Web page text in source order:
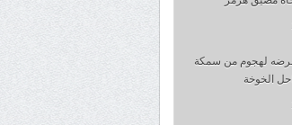
لهجوم من سمكة
الخوخة